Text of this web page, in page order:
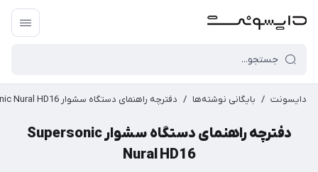
دایسونت / بایگانی نوشته‌ها / دفترچه راهنمای دستگاه سشوار Supersonic Nural HD16
دفترچه راهنمای دستگاه سشوار Supersonic
Nural HD16